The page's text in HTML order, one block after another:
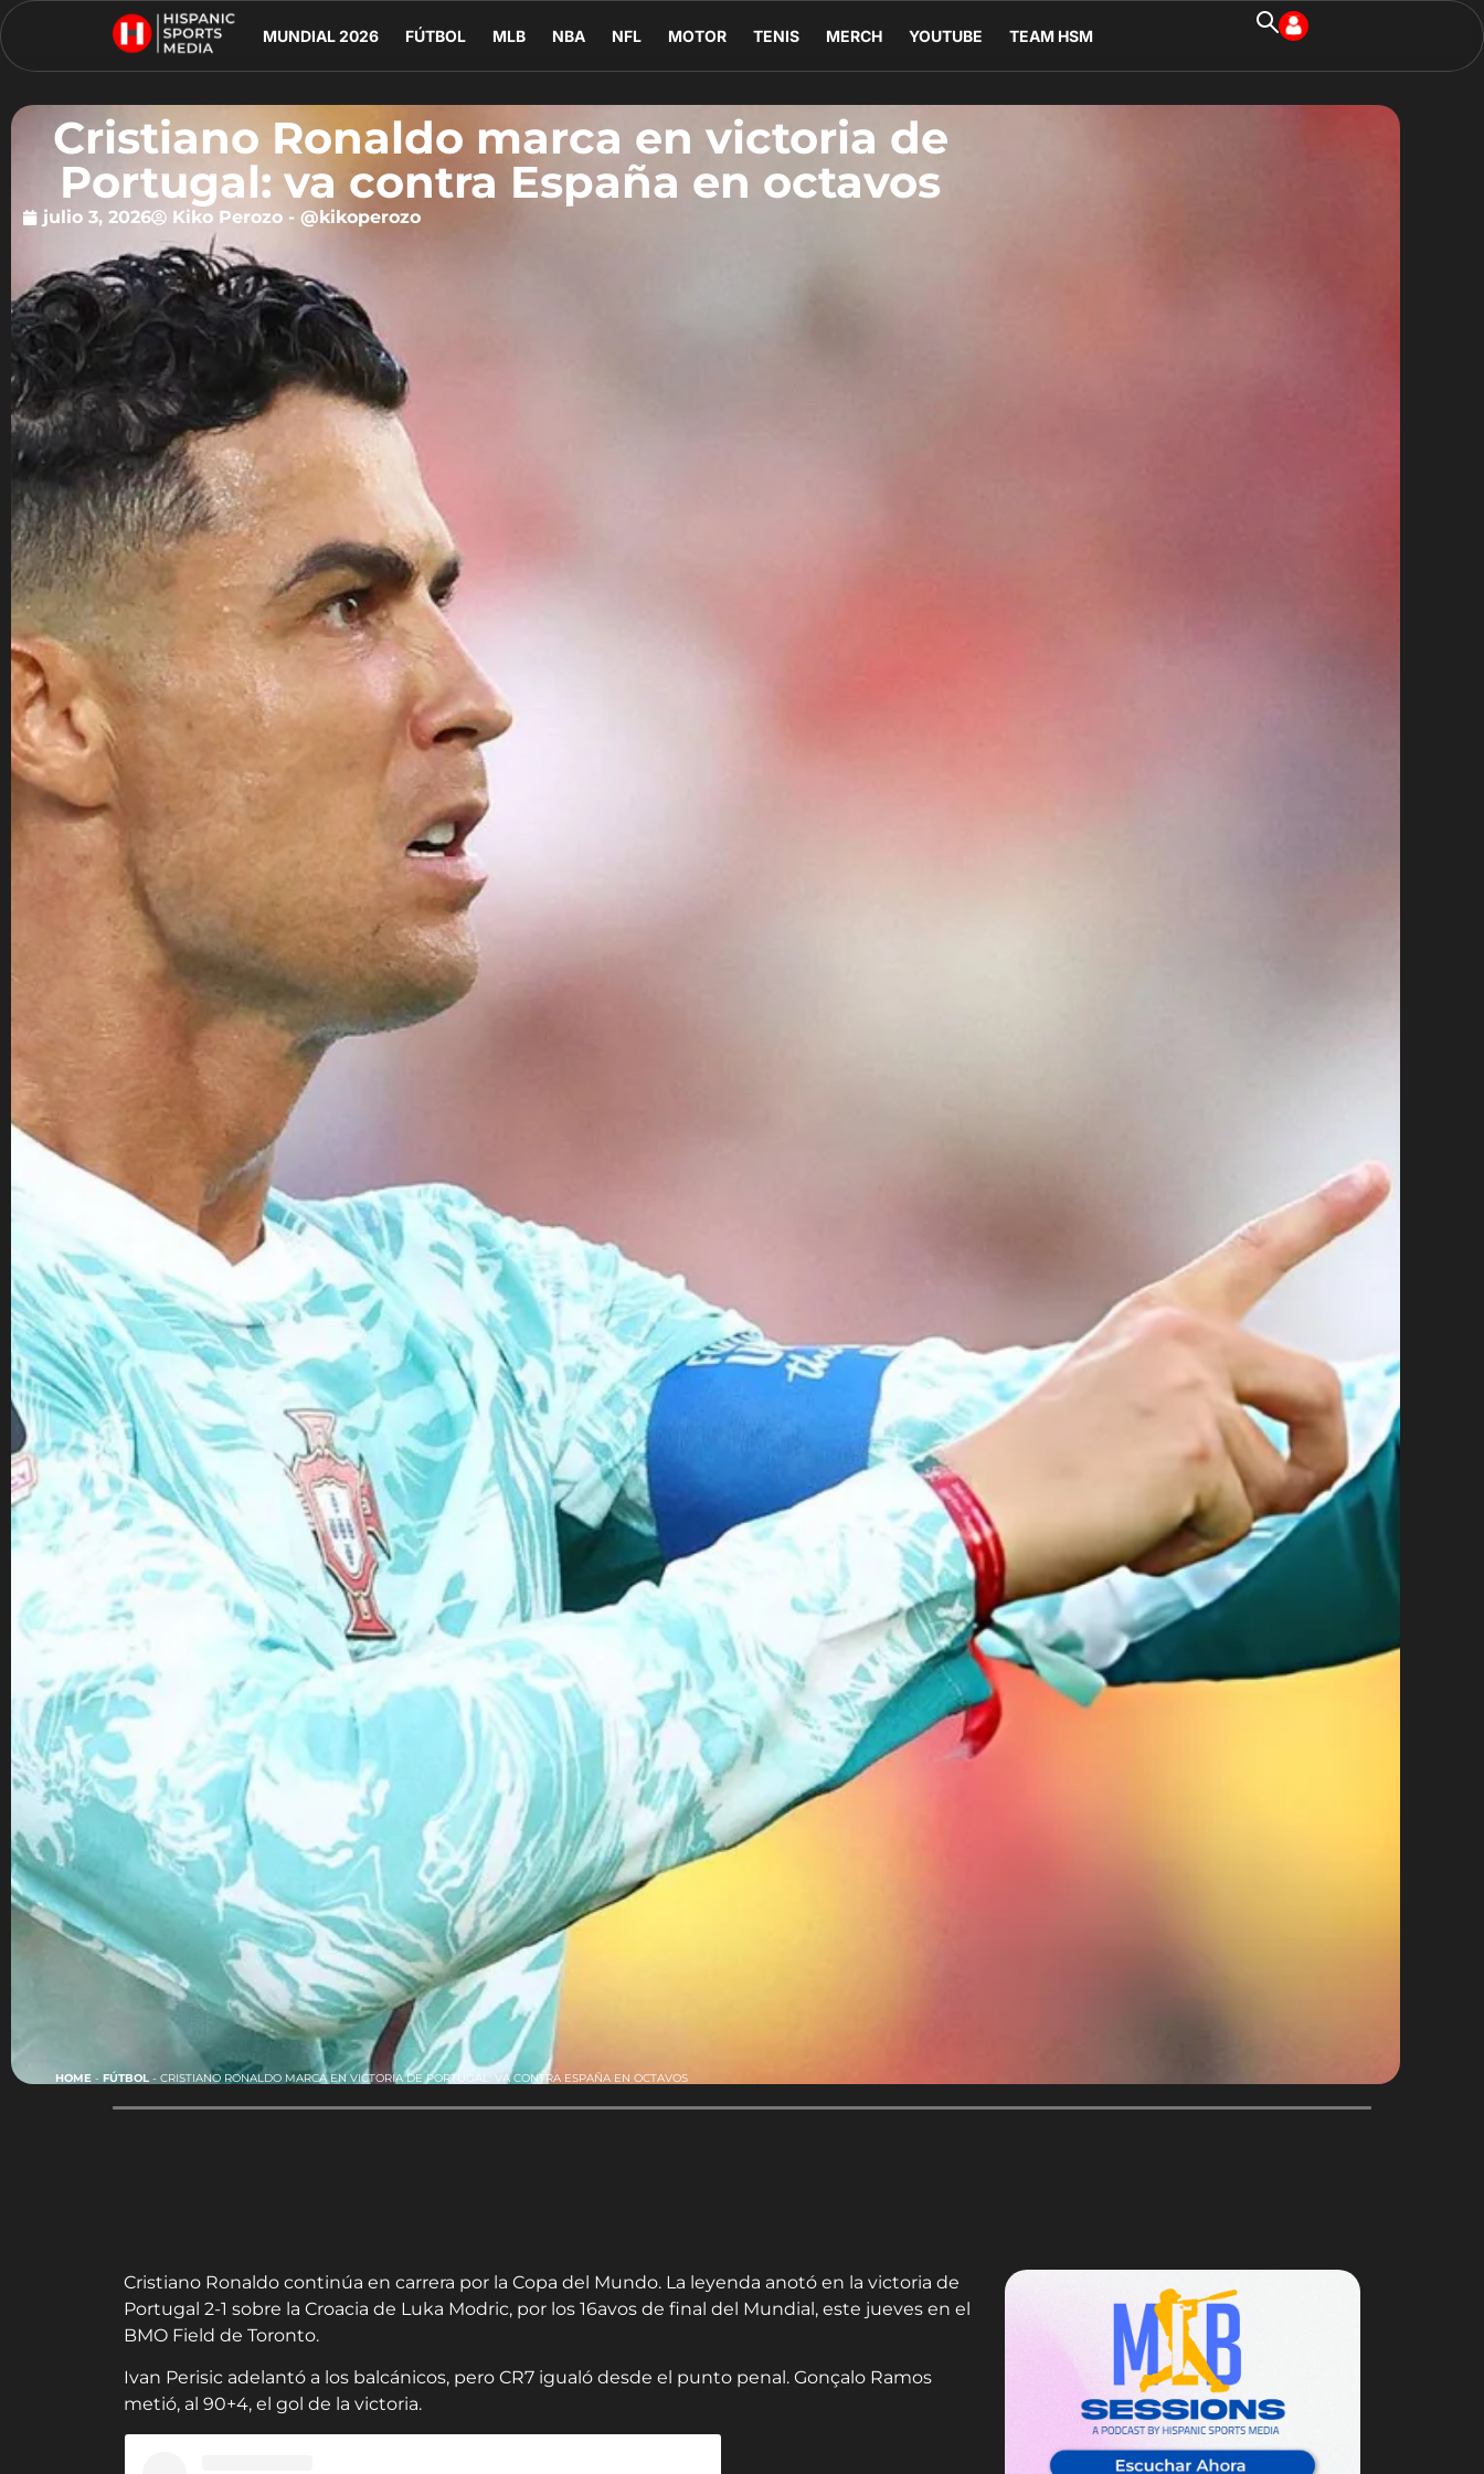
MUNDIAL 2026 FÚTBOL MLB NBA NFL MOTOR TENIS MERCH YOUTUBE TEAM HSM
Cristiano Ronaldo marca en victoria de
Portugal: va contra España en octavos
julio 3, 2026 Kiko Perozo - @kikoperozo
HOME- FÚTBOL- CRISTIANO RONALDO MARCA EN VICTORIA DE PORTUGAL: VA CONTRA ESPAÑA EN OCTAVOS
Cristiano Ronaldo continúa en carrera por la Copa del Mundo. La leyenda anotó en la victoria de
Portugal 2-1 sobre la Croacia de Luka Modric, por los 16avos de final del Mundial, este jueves en el
BMO Field de Toronto.
Ivan Perisic adelantó a los balcánicos, pero CR7 igualó desde el punto penal. Gonçalo Ramos
metió, al 90+4, el gol de la victoria.